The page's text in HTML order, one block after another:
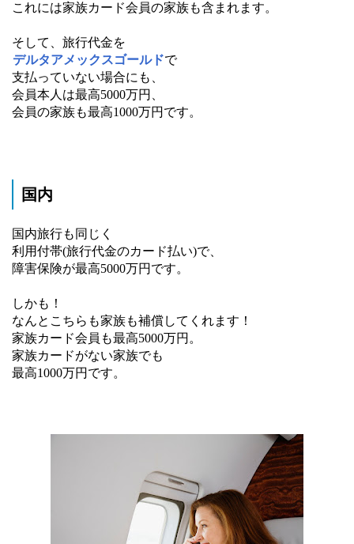
これには家族カード会員の家族も含まれます。
そして、旅行代金を
デルタアメックスゴールドで
支払っていない場合にも、
会員本人は最高5000万円、
会員の家族も最高1000万円です。
国内
国内旅行も同じく
利用付帯(旅行代金のカード払い)で、
障害保険が最高5000万円です。
しかも！
なんとこちらも家族も補償してくれます！
家族カード会員も最高5000万円。
家族カードがない家族でも
最高1000万円です。